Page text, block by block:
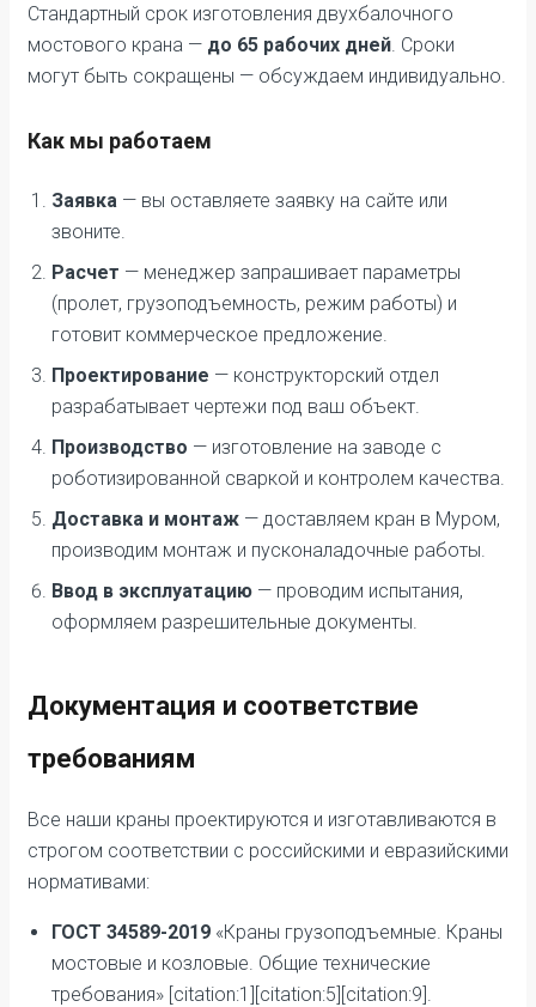
Стандартный срок изготовления двухбалочного
мостового крана — до 65 рабочих дней . Сроки
могут быть сокращены — обсуждаем индивидуально.
Как мы работаем
Заявка — вы оставляете заявку на сайте или
звоните.
Расчет — менеджер запрашивает параметры
(пролет, грузоподъемность, режим работы) и
готовит коммерческое предложение.
Проектирование — конструкторский отдел
разрабатывает чертежи под ваш объект.
Производство — изготовление на заводе с
роботизированной сваркой и контролем качества.
Доставка и монтаж — доставляем кран в Муром,
производим монтаж и пусконаладочные работы.
Ввод в эксплуатацию — проводим испытания,
оформляем разрешительные документы.
Документация и соответствие
требованиям
Все наши краны проектируются и изготавливаются в
строгом соответствии с российскими и евразийскими
нормативами:
ГОСТ 34589-2019 «Краны грузоподъемные. Краны
мостовые и козловые. Общие технические
требования» [citation:1][citation:5][citation:9].